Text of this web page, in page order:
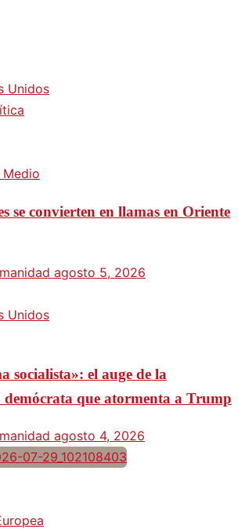
Unidos
Medio
se convierten en llamas en Oriente
agosto 5, 2026
Unidos
socialista»: el auge de la
demócrata que atormenta a Trump
agosto 4, 2026